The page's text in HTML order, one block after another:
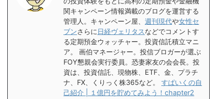
関キャンペーン情報満載のブログを運営する
管理人。キャンペーン屋、 週刊現代や女性セ
ブンさらに 日経ヴェリタスなどでコメントす
る定期預金ウォッチャー。投資信託積立マニ
ア。 画伯マネージャー。投信ブロガーが選ぶ
FOY懇親会実行委員。恐妻家友の会会長。投
資は、投資信託、現物株、ETF、金、プラチ
ナ、FX、くりっく株365など。 すぱいくの自
己紹介 | １億円を貯めてみよう！chapter2